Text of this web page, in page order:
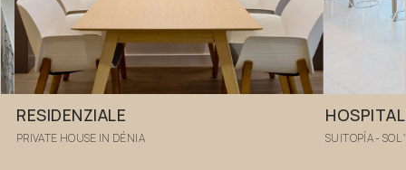
RESIDENZIALE
PRIVATE HOUSE IN DÉNIA SUITOPÍA - SOL